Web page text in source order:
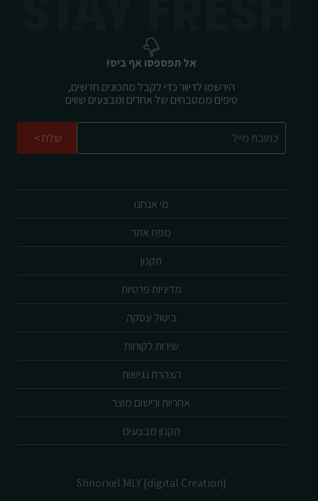
מי אנחנו
מפת אתר
תקנון
מדיניות פרטיות
ביטול עסקה
שירות לקוחות
הצהרת נגישות
אחריות ורישום מוצר
תקנון מבצעים
אל תפספסו אף ביס!
הירשמו לדיוור כדי לקבל מתכונים חדשים,
טיפים ממטבחים של אחרים ומבצעים שווים
שלח
Shnorkel MLY {digital Creation}